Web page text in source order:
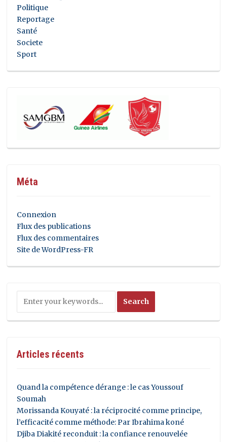
Politique
Reportage
Santé
Societe
Sport
Méta
Connexion
Flux des publications
Flux des commentaires
Site de WordPress-FR
Articles récents
Quand la compétence dérange : le cas Youssouf
Soumah
Morissanda Kouyaté : la réciprocité comme principe,
l’efficacité comme méthode: Par Ibrahima koné
Djiba Diakité reconduit : la confiance renouvelée